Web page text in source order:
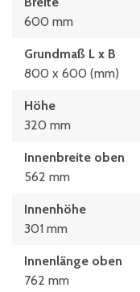
600 mm
Grundmaß L x B
800 x 600 (mm)
Höhe
320 mm
Innenbreite oben
562 mm
Innenhöhe
301 mm
Innenlänge oben
762 mm